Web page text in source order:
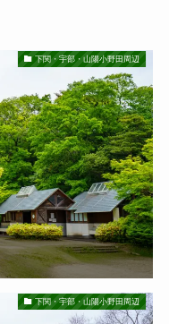
下関・宇部・山陽小野田周辺
下関・宇部・山陽小野田周辺